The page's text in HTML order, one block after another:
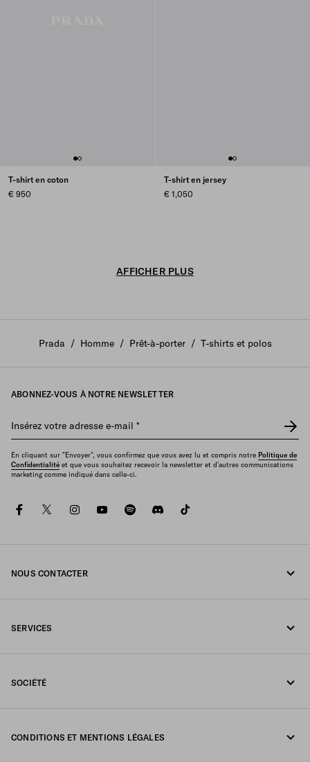
T-shirt en coton
€ 950
T-shirt en jersey
€ 1,050
AFFICHER PLUS
Prada / Homme / Prêt-à-porter / T-shirts et polos
ABONNEZ-VOUS À NOTRE NEWSLETTER
Insérez votre adresse e-mail *
En cliquant sur "Envoyer", vous confirmez que vous avez lu et compris notre Politique de
Confidentialité et que vous souhaitez recevoir la newsletter et d'autres communications
marketing comme indiqué dans celle-ci.
facebooktwitterinstagramyoutubespotifydiscord
NOUS CONTACTER
SERVICES
SOCIÉTÉ
CONDITIONS ET MENTIONS LÉGALES